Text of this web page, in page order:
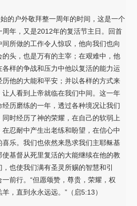
的户外敬拜整一周年的时间，这是一个
年，又是2012年的复活节主日。回首
所做的工作令人惊叹，他向我们也向
头，也是万有的主宰；在艰难中，他
样的争战和压力中他以复活的能力运
他的大能和平安；并以各样的方式来
人看到上帝就临在我们中间。这一年
历磨练的一年，透过各种境况让我们
时经历了神的荣耀，在自己的软弱上
忍耐中产生出老练和盼望，在信心中
乐。我们也依然来恳求我们主耶稣基
基督从死里复活的大能继续在他的教
也使我们满有圣灵所赐的智慧和引
前行。“但愿颂赞，尊贵，荣耀，权
，直到永永远远。”（启5:13）